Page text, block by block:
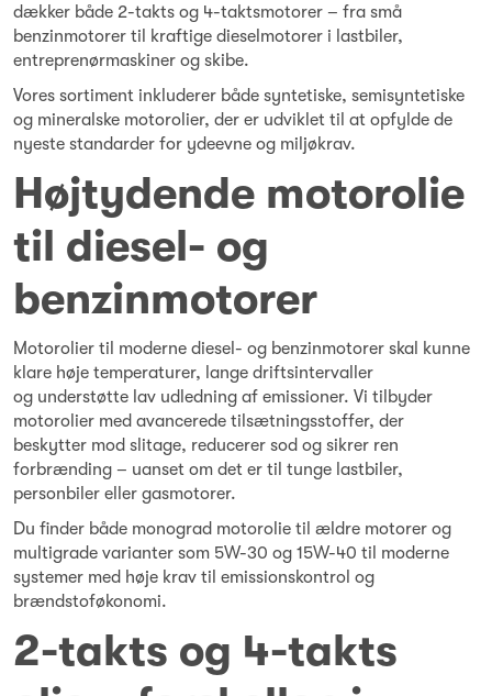
dækker både 2-takts og 4-taktsmotorer – fra små
benzinmotorer til kraftige dieselmotorer i lastbiler,
entreprenørmaskiner og skibe.
Vores sortiment inkluderer både syntetiske, semisyntetiske
og mineralske motorolier, der er udviklet til at opfylde de
nyeste standarder for ydeevne og miljøkrav.
Højtydende motorolie
til diesel- og
benzinmotorer
Motorolier til moderne diesel- og benzinmotorer skal kunne
klare høje temperaturer, lange driftsintervaller
og understøtte lav udledning af emissioner. Vi tilbyder
motorolier med avancerede tilsætningsstoffer, der
beskytter mod slitage, reducerer sod og sikrer ren
forbrænding – uanset om det er til tunge lastbiler,
personbiler eller gasmotorer.
Du finder både monograd motorolie til ældre motorer og
multigrade varianter som 5W-30 og 15W-40 til moderne
systemer med høje krav til emissionskontrol og
brændstoføkonomi.
2-takts og 4-takts